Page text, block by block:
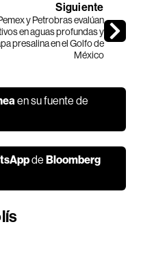
Siguiente
y Petrobras evalúan
en aguas profundas y
presalina en el Golfo de
México
en su fuente de
deBloomberg